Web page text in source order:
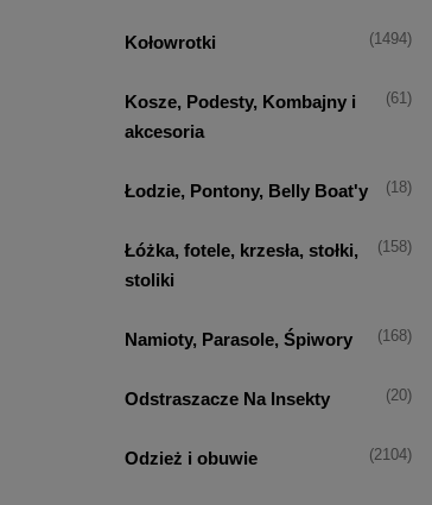
Kołowrotki (1494)
Kosze, Podesty, Kombajny i
akcesoria
(61)
Łodzie, Pontony, Belly Boat'y (18)
Łóżka, fotele, krzesła, stołki,
stoliki
(158)
Namioty, Parasole, Śpiwory (168)
Odstraszacze Na Insekty (20)
Odzież i obuwie (2104)